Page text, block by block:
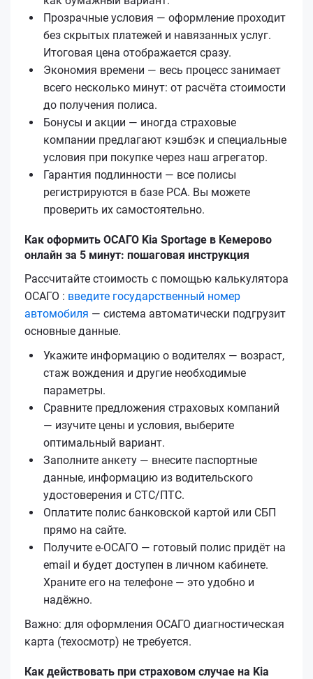
Прозрачные условия — оформление проходит
без скрытых платежей и навязанных услуг.
Итоговая цена отображается сразу.
Экономия времени — весь процесс занимает
всего несколько минут: от расчёта стоимости
до получения полиса.
Бонусы и акции — иногда страховые
компании предлагают кэшбэк и специальные
условия при покупке через наш агрегатор.
Гарантия подлинности — все полисы
регистрируются в базе РСА. Вы можете
проверить их самостоятельно.
Как оформить ОСАГО Kia Sportage в Кемерово
онлайн за 5 минут: пошаговая инструкция
Рассчитайте стоимость с помощью калькулятора
ОСАГО : введите государственный номер
автомобиля — система автоматически подгрузит
основные данные.
Укажите информацию о водителях — возраст,
стаж вождения и другие необходимые
параметры.
Сравните предложения страховых компаний
— изучите цены и условия, выберите
оптимальный вариант.
Заполните анкету — внесите паспортные
данные, информацию из водительского
удостоверения и СТС/ПТС.
Оплатите полис банковской картой или СБП
прямо на сайте.
Получите е‑ОСАГО — готовый полис придёт на
email и будет доступен в личном кабинете.
Храните его на телефоне — это удобно и
надёжно.
Важно: для оформления ОСАГО диагностическая
карта (техосмотр) не требуется.
Как действовать при страховом случае на Kia